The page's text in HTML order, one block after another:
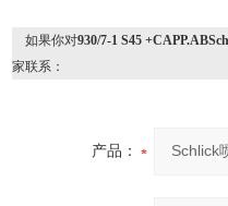
如果你对930/7-1 S45
家联系：
产品：